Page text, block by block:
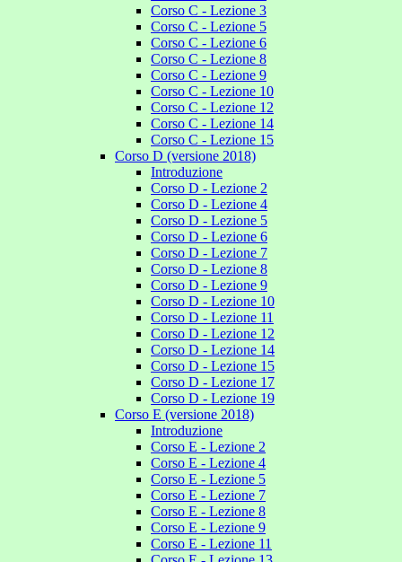
Corso C - Lezione 3
Corso C - Lezione 5
Corso C - Lezione 6
Corso C - Lezione 8
Corso C - Lezione 9
Corso C - Lezione 10
Corso C - Lezione 12
Corso C - Lezione 14
Corso C - Lezione 15
Corso D (versione 2018)
Introduzione
Corso D - Lezione 2
Corso D - Lezione 4
Corso D - Lezione 5
Corso D - Lezione 6
Corso D - Lezione 7
Corso D - Lezione 8
Corso D - Lezione 9
Corso D - Lezione 10
Corso D - Lezione 11
Corso D - Lezione 12
Corso D - Lezione 14
Corso D - Lezione 15
Corso D - Lezione 17
Corso D - Lezione 19
Corso E (versione 2018)
Introduzione
Corso E - Lezione 2
Corso E - Lezione 4
Corso E - Lezione 5
Corso E - Lezione 7
Corso E - Lezione 8
Corso E - Lezione 9
Corso E - Lezione 11